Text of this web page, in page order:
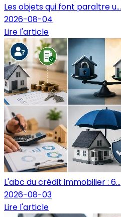
Les objets qui font paraître u...
2026-08-04
Lire l'article
L'abc du crédit immobilier : 6...
2026-08-03
Lire l'article